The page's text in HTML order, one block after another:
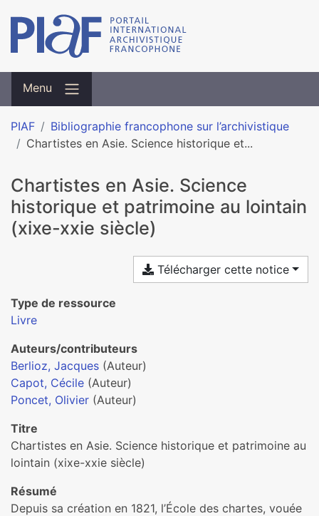
Menu
PIAF
Bibliographie francophone sur l’archivistique
Chartistes en Asie. Science historique et...
Chartistes en Asie. Science
historique et patrimoine au lointain
(xixe-xxie siècle)
Télécharger cette notice
Type de ressource
Livre
Auteurs/contributeurs
Berlioz, Jacques (Auteur)
Capot, Cécile (Auteur)
Poncet, Olivier (Auteur)
Titre
Chartistes en Asie. Science historique et patrimoine au
lointain (xixe-xxie siècle)
Résumé
Depuis sa création en 1821, l’École des chartes, vouée